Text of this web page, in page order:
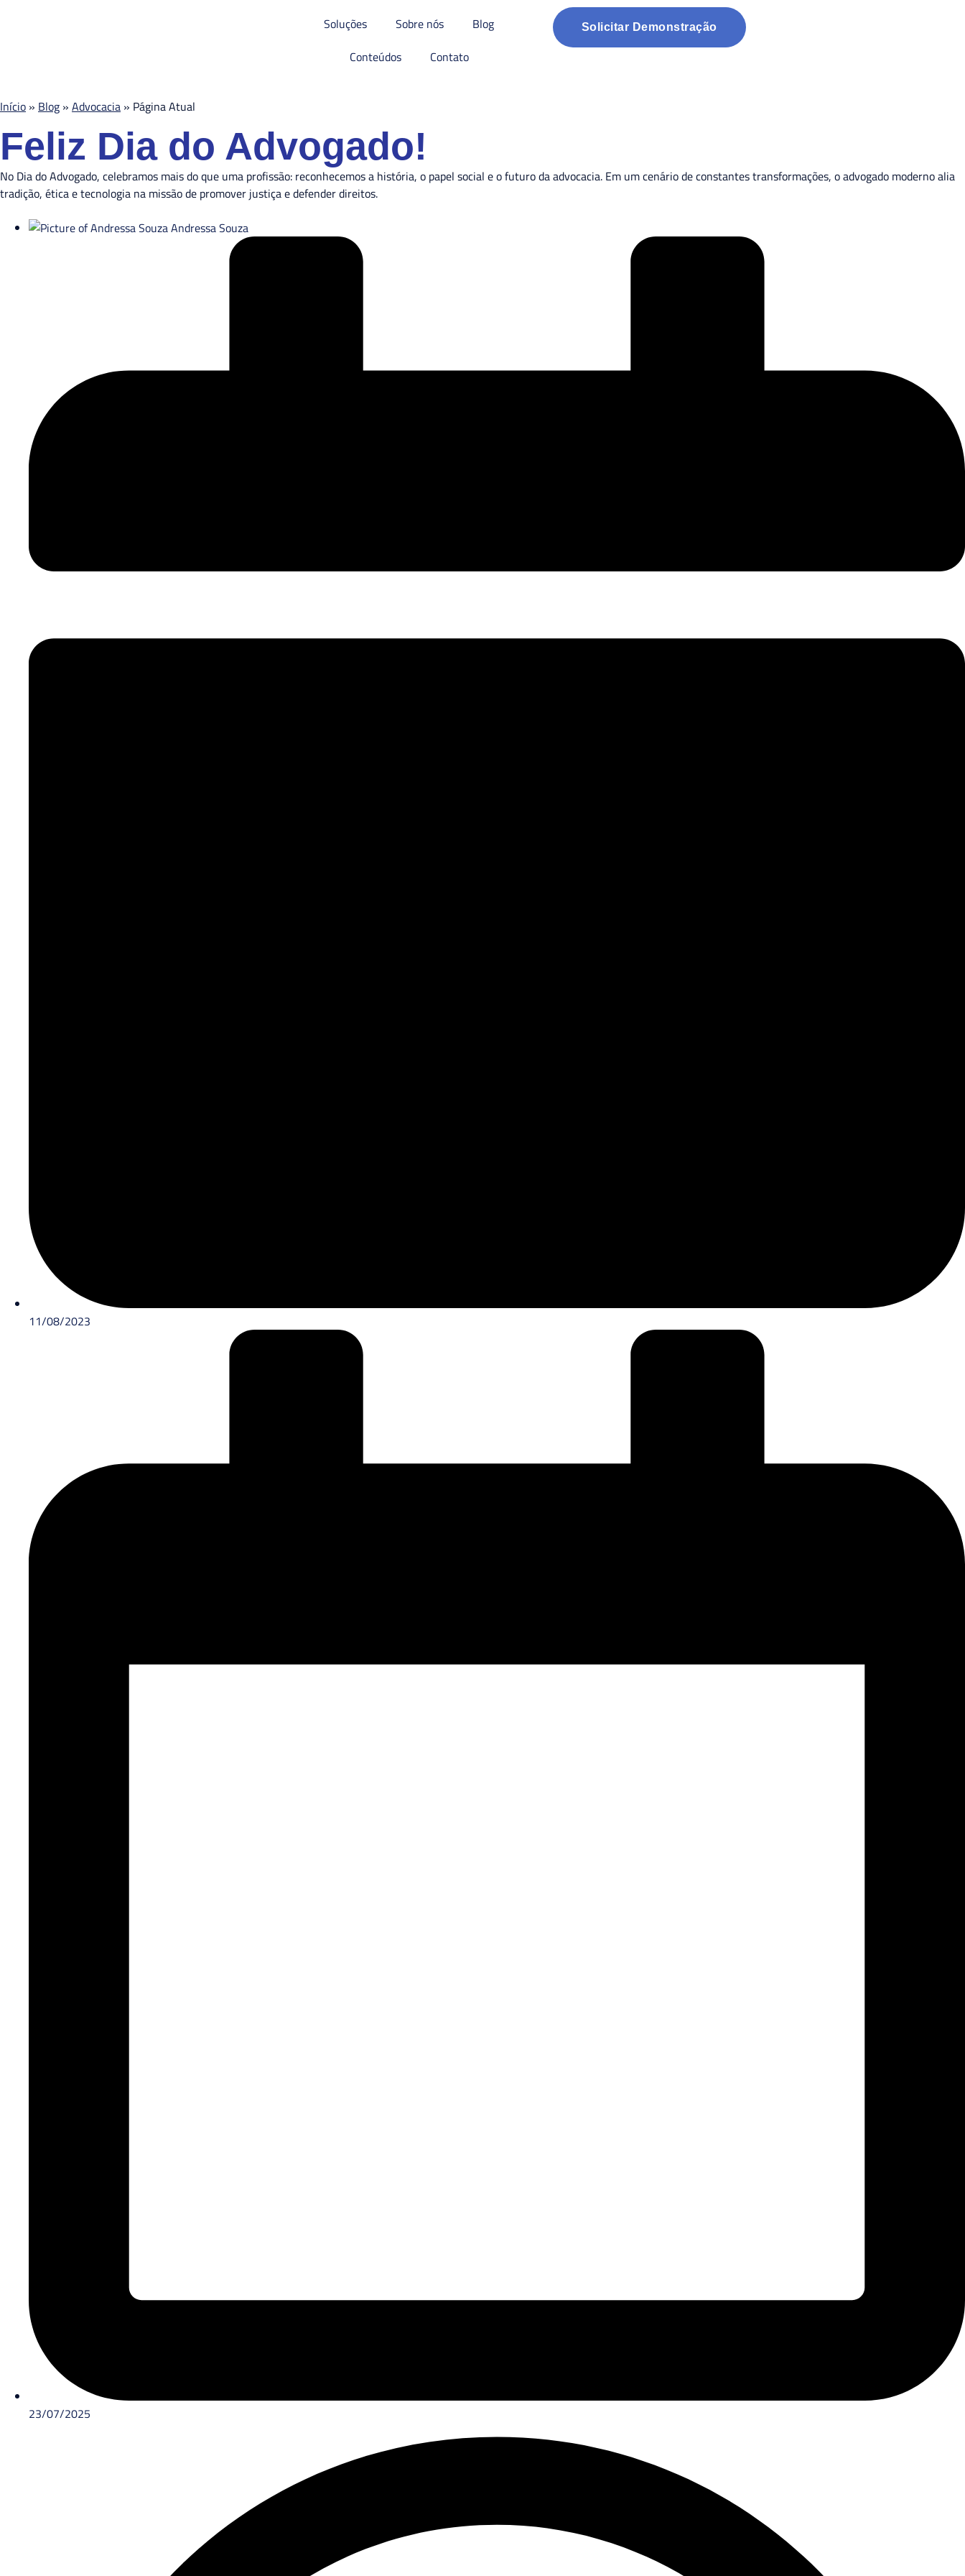
Soluções Sobre nós
Blog
Conteúdos
Contato
Solicitar Demonstração
Início » Blog » Advocacia » Página Atual
Feliz Dia do Advogado!
No Dia do Advogado, celebramos mais do que uma profissão: reconhecemos a história, o papel social e o futuro da advocacia. Em um cenário de constantes transformações, o advogado moderno alia
tradição, ética e tecnologia na missão de promover justiça e defender direitos.
Andressa Souza
11/08/2023
23/07/2025